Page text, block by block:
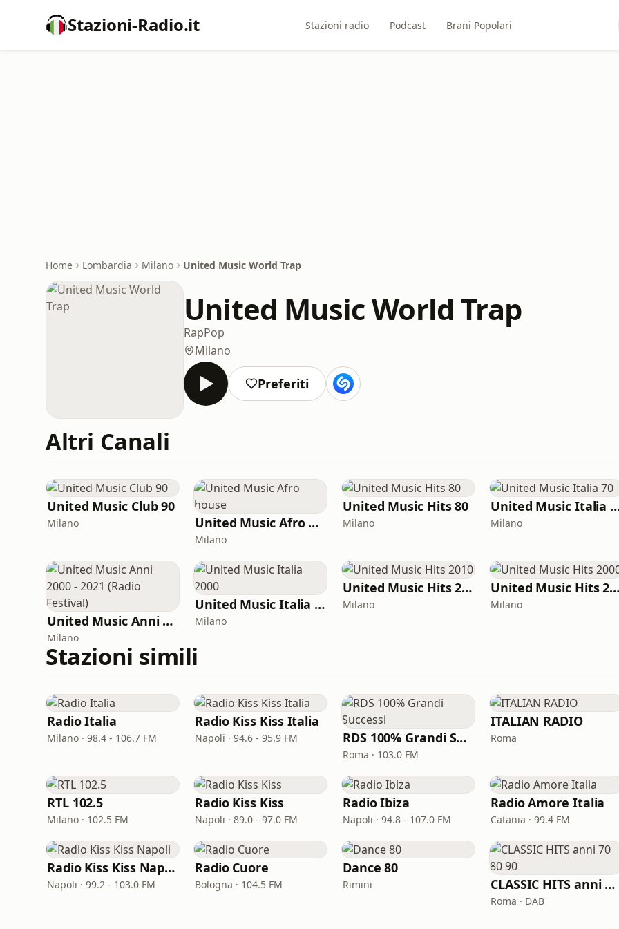
Stazioni-Radio.it Stazioni radio Podcast Brani Popolari
Home Lombardia Milano United Music World Trap
United Music World Trap
RapPop
Milano
Preferiti
Altri Canali
United Music Club 90
Milano United Music Afro house
Milano
United Music Hits 80
Milano
United
Milano
United Music Anni 2000 - 2021 (Radio Festival)
Milano
United Music Italia 2000
Milano
United Music Hits 2010
Milano
United Music Hits 2000
Milano
Stazioni simili
Radio Italia
Milano · 98.4 - 106.7 FM
Radio Kiss Kiss Italia
Napoli · 94.6 - 95.9 FM RDS 100% Grandi Successi
Roma · 103.0 FM
ITALIAN RADIO
Roma
RTL 102.5
Milano · 102.5 FM
Radio Kiss Kiss
Napoli · 89.0 - 97.0 FM
Radio Ibiza
Napoli · 94.8 - 107.0 FM
Radio Amore Italia
Catania · 99.4 FM
Radio Kiss Kiss Napoli
Napoli · 99.2 - 103.0 FM
Radio Cuore
Bologna · 104.5 FM
Dance 80
Rimini CLASSIC HITS anni 70 80 90
Roma · DAB